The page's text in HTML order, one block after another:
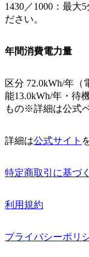
1430／1000：最大
ださい。
年間消費電力量
区分 72.0kWh/年（
能13.0kWh/年・待
もの※詳細は公式
詳細は公式サイト
特定商取引に基づ
利用規約
プライバシーポリ